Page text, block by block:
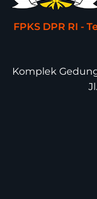
FPKS DPR RI -
Komplek